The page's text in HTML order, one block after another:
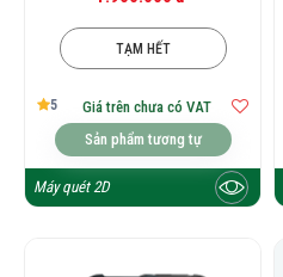
TẠM HẾT
5
Giá trên chưa có VAT
Sản phẩm tương tự
Máy quét 2D